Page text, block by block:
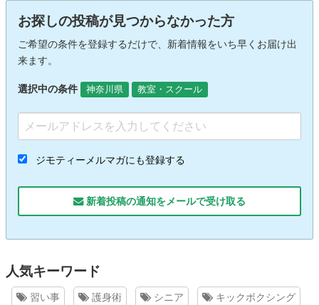
お探しの投稿が見つからなかった方
ご希望の条件を登録するだけで、新着情報をいち早くお届け出
来ます。
選択中の条件 神奈川県 教室・スクール
ジモティーメルマガにも登録する
新着投稿の通知をメールで受け取る
人気キーワード
習い事 護身術 シニア キックボクシング